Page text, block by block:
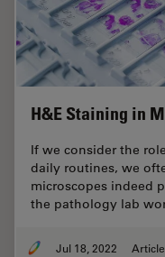
H&E Staining in
If we consider the
daily routines, we
microscopes indeed
the pathology lab
Jul 18, 2022 Article